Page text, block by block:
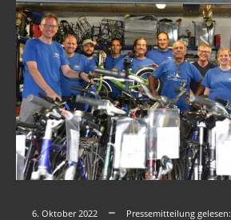
6. Oktober 2022 Pressemitteilung gelesen: